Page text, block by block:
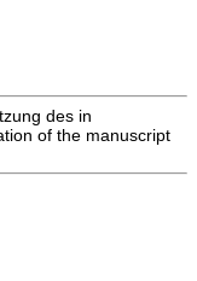
des in
of the manuscript